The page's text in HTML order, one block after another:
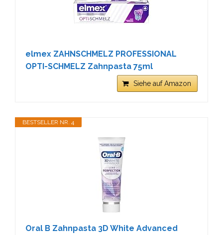
elmex ZAHNSCHMELZ PROFESSIONAL
OPTI-SCHMELZ Zahnpasta 75ml
Siehe auf Amazon
BESTSELLER NR. 4
Oral B Zahnpasta 3D White Advanced